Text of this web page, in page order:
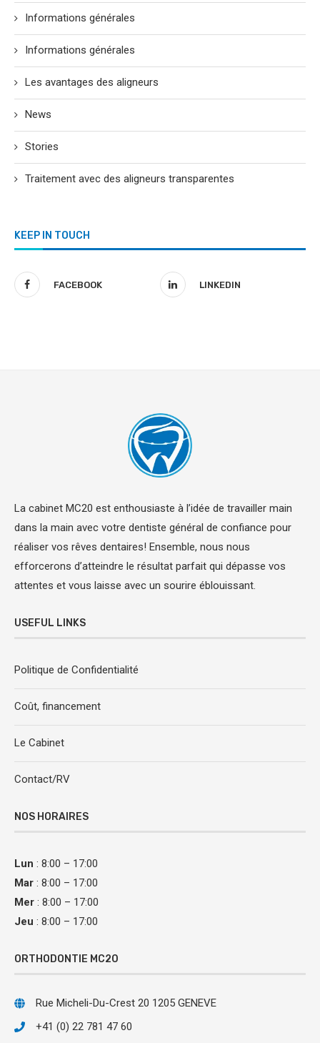
Informations générales
Informations générales
Les avantages des aligneurs
News
Stories
Traitement avec des aligneurs transparentes
KEEP IN TOUCH
FACEBOOK LINKEDIN
La cabinet MC20 est enthousiaste à l’idée de travailler main
dans la main avec votre dentiste général de confiance pour
réaliser vos rêves dentaires! Ensemble, nous nous
efforcerons d’atteindre le résultat parfait qui dépasse vos
attentes et vous laisse avec un sourire éblouissant.
USEFUL LINKS
Politique de Confidentialité
Coût, financement
Le Cabinet
Contact/RV
NOS HORAIRES
Lun : 8:00 – 17:00
Mar : 8:00 – 17:00
Mer : 8:00 – 17:00
Jeu : 8:00 – 17:00
ORTHODONTIE MC20
Rue Micheli-Du-Crest 20 1205 GENEVE
+41 (0) 22 781 47 60